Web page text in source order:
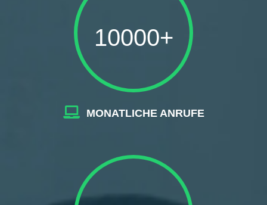
10000+
MONATLICHE ANRUFE